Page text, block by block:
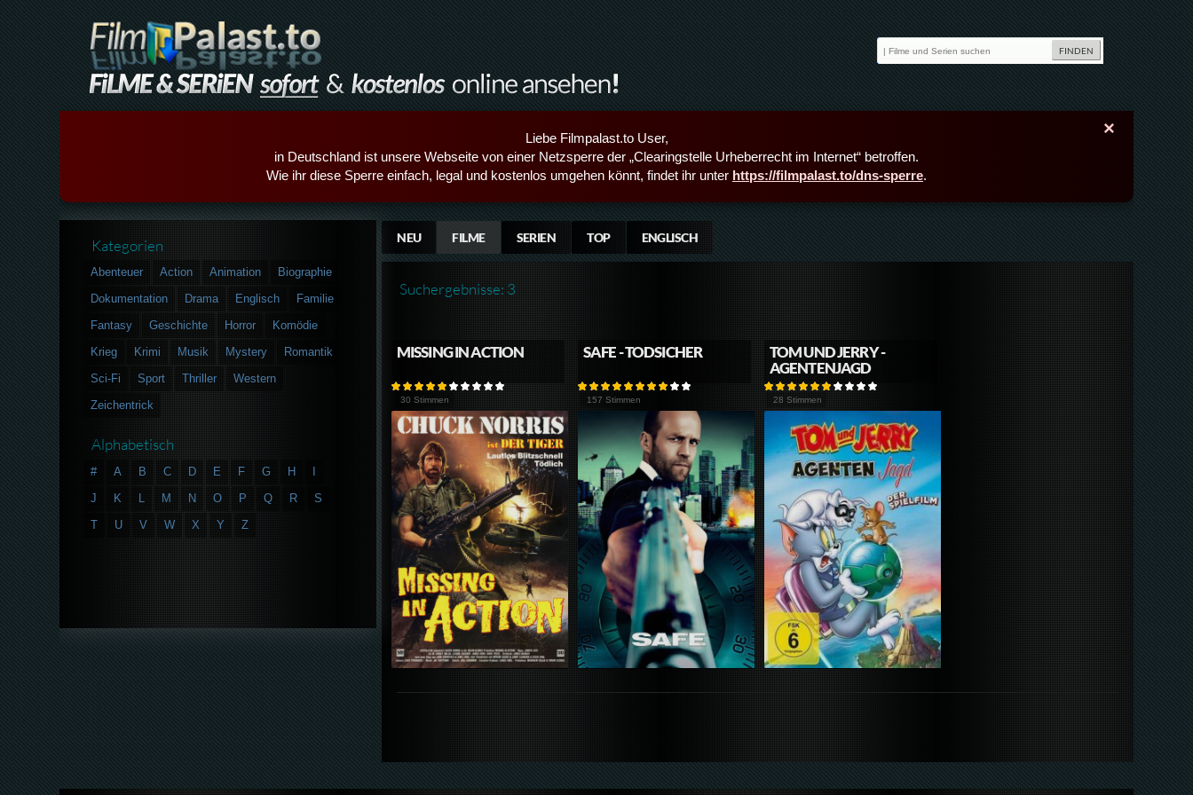
×
Liebe Filmpalast.to User,
in Deutschland ist unsere Webseite von einer Netzsperre der „Clearingstelle Urheberrecht im Internet“ betroffen.
Wie ihr diese Sperre einfach, legal und kostenlos umgehen könnt, findet ihr unter https://filmpalast.to/dns-sperre.
NEU FILME SERIEN TOP ENGLISCH
Suchergebnisse: 3
MISSING IN ACTION
30 Stimmen
SAFE - TODSICHER
157 Stimmen
TOM UND JERRY -
AGENTENJAGD
28 Stimmen
Kategorien
Abenteuer Action Animation
Biographie
Dokumentation
Drama Englisch
Familie
Fantasy
Geschichte Horror
Komödie
Krieg
Krimi Musik Mystery
Romantik
Sci-Fi
Sport Thriller
Western
Zeichentrick
Alphabetisch
# A B C D E F G H
J
K L M N O P Q R
S
T
U V W X Y Z